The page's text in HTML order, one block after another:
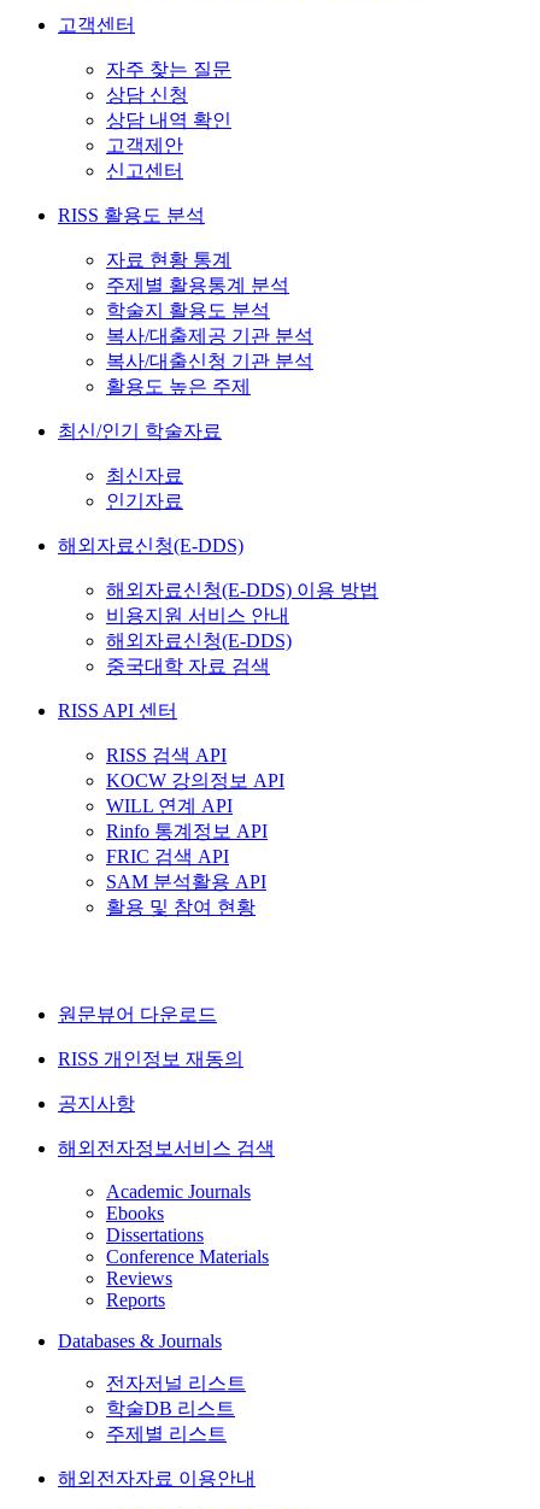
고객센터
자주 찾는 질문
상담 신청
상담 내역 확인
고객제안
신고센터
RISS 활용도 분석
자료 현황 통계
주제별 활용통계 분석
학술지 활용도 분석
복사/대출제공 기관 분석
복사/대출신청 기관 분석
활용도 높은 주제
최신/인기 학술자료
최신자료
인기자료
해외자료신청(E-DDS)
해외자료신청(E-DDS) 이용 방법
비용지원 서비스 안내
해외자료신청(E-DDS)
중국대학 자료 검색
RISS API 센터
RISS 검색 API
KOCW 강의정보 API
WILL 연계 API
Rinfo 통계정보 API
FRIC 검색 API
SAM 분석활용 API
활용 및 참여 현황
원문뷰어 다운로드
RISS 개인정보 재동의
공지사항
해외전자정보서비스 검색
Academic Journals
Ebooks
Dissertations
Conference Materials
Reviews
Reports
Databases & Journals
전자저널 리스트
학술DB 리스트
주제별 리스트
해외전자자료 이용안내